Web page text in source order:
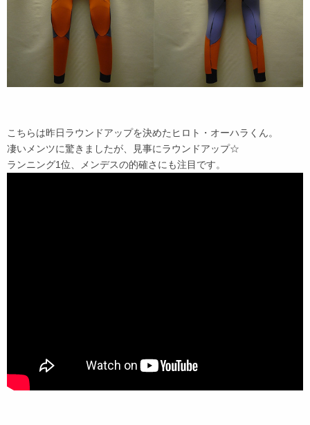
こちらは昨日ラウンドアップを決めたヒロト・オーハラくん。
凄いメンツに驚きましたが、見事にラウンドアップ☆
ランニング1位、メンデスの的確さにも注目です。